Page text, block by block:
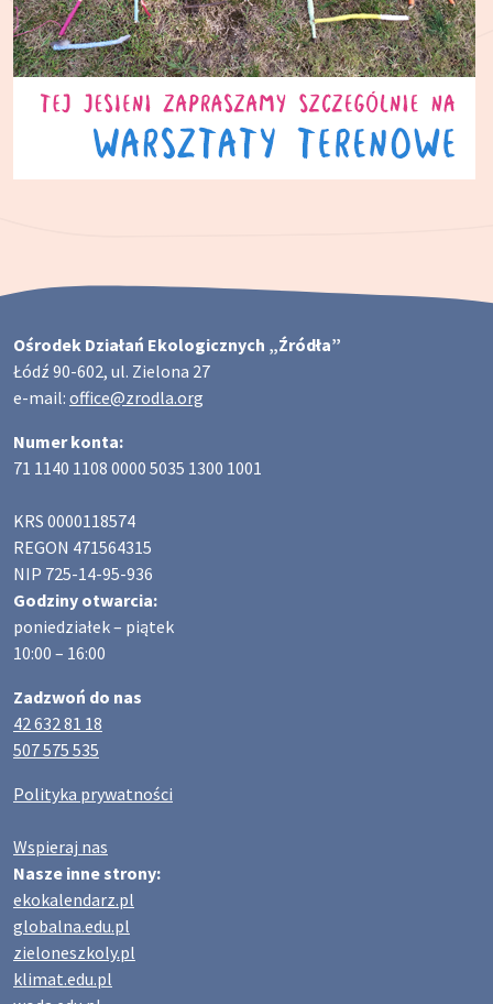
Ośrodek Działań Ekologicznych „Źródła”
Łódź 90-602, ul. Zielona 27
e-mail: office@zrodla.org
Numer konta:
71 1140 1108 0000 5035 1300 1001
KRS 0000118574
REGON 471564315
NIP 725-14-95-936
Godziny otwarcia:
poniedziałek – piątek
10:00 – 16:00
Zadzwoń do nas
42 632 81 18
507 575 535
Polityka prywatności
Wspieraj nas
Nasze inne strony:
ekokalendarz.pl
globalna.edu.pl
zieloneszkoly.pl
klimat.edu.pl